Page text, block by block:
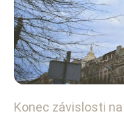
Technologický rozvoj a
Konec závislosti